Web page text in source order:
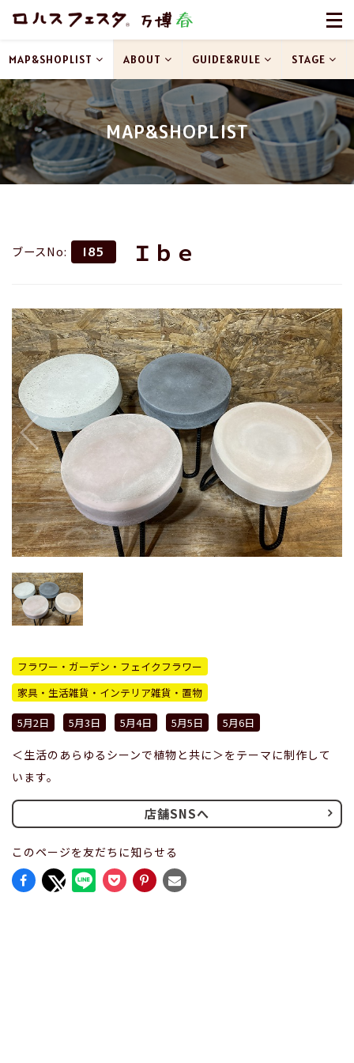
MAP&SHOPLIST
MAP&SHOPLIST ABOUT GUIDE&RULE STAGE
ブースNo: 185 Ｉｂｅ
フラワー・ガーデン・フェイクフラワー
家具・生活雑貨・インテリア雑貨・置物
5月2日
5月3日 5月4日 5月5日 5月6日
＜生活のあらゆるシーンで植物と共に＞をテーマに制作して
います。
店舗SNSへ
このページを友だちに知らせる